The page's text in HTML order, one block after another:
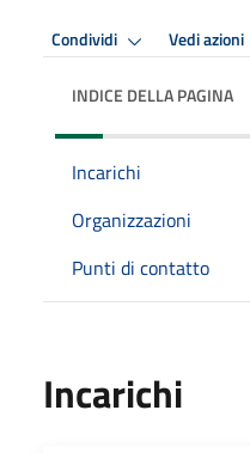
Condividi Vedi azioni
INDICE DELLA PAGINA
Incarichi
Organizzazioni
Punti di contatto
Incarichi